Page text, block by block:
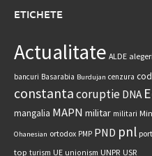
ETICHETE
Actualitate ALDE alegeri
bancuri Basarabia Burdujan cenzura
constantacoruptie DNA
mangalia MAPN militar militari
Ohanesian ortodox PMP PND pnl port
top turism UE unionism UNPR USR